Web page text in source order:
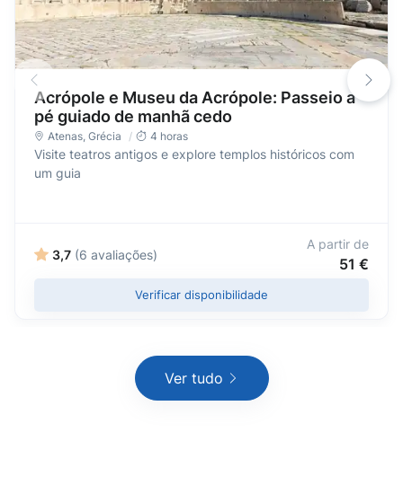
Acrópole e Museu da Acrópole: Passeio a
pé guiado de manhã cedo
Atenas, Grécia 4 horas
Visite teatros antigos e explore templos históricos com
um guia
3,7 (6 avaliações)
A partir de
51 €
Verificar disponibilidade
Ver tudo